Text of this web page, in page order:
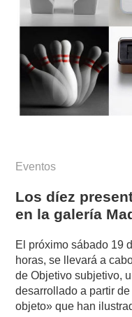
Eventos
Los díez
en la galería
El próximo sábado 19
horas, se llevará a
de Objetivo subjetivo,
desarrollado a partir
objeto» que han